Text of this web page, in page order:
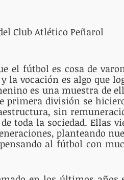
del Club Atlético Peñarol
el fútbol es cosa de
la vocación es algo que
es una muestra de
primera división se
sin
toda la sociedad. Ellas
planteando
al fútbol con